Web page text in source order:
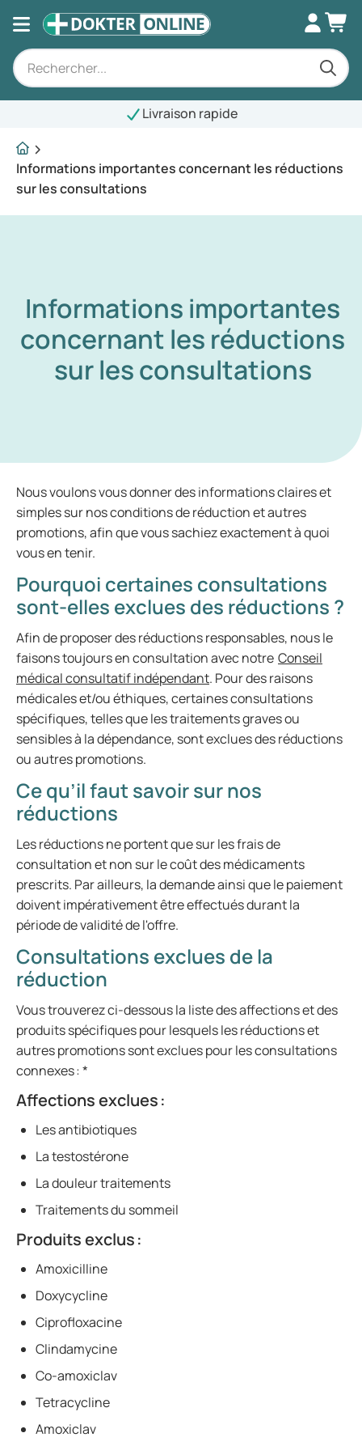
Livraison rapide
Informations importantes concernant les réductions
sur les consultations
Informations importantes
concernant les réductions
sur les consultations
Nous voulons vous donner des informations claires et
simples sur nos conditions de réduction et autres
promotions, afin que vous sachiez exactement à quoi
vous en tenir.
Pourquoi certaines consultations
sont-elles exclues des réductions ?
Afin de proposer des réductions responsables, nous le
faisons toujours en consultation avec notre Conseil
médical consultatif indépendant. Pour des raisons
médicales et/ou éthiques, certaines consultations
spécifiques, telles que les traitements graves ou
sensibles à la dépendance, sont exclues des réductions
ou autres promotions.
Ce qu’il faut savoir sur nos
réductions
Les réductions ne portent que sur les frais de
consultation et non sur le coût des médicaments
prescrits. Par ailleurs, la demande ainsi que le paiement
doivent impérativement être effectués durant la
période de validité de l'offre.
Consultations exclues de la
réduction
Vous trouverez ci-dessous la liste des affections et des
produits spécifiques pour lesquels les réductions et
autres promotions sont exclues pour les consultations
connexes : *
Affections exclues :
Les antibiotiques
La testostérone
La douleur traitements
Traitements du sommeil
Produits exclus :
Amoxicilline
Doxycycline
Ciprofloxacine
Clindamycine
Co-amoxiclav
Tetracycline
Amoxiclav